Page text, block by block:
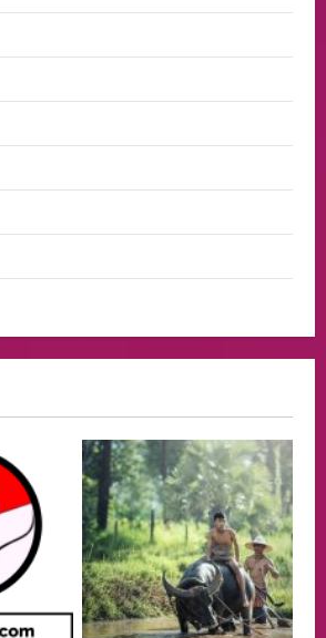
lembaga investor, Berorientasi Untuk
Meningkatkan SDM
05/08/2026
Health
Aliyuddin: Anak Indonesia di Luar Negeri
Harus Berprestasi, Berkarakter, dan
Menjaga Nama Baik Bangsa
05/08/2026